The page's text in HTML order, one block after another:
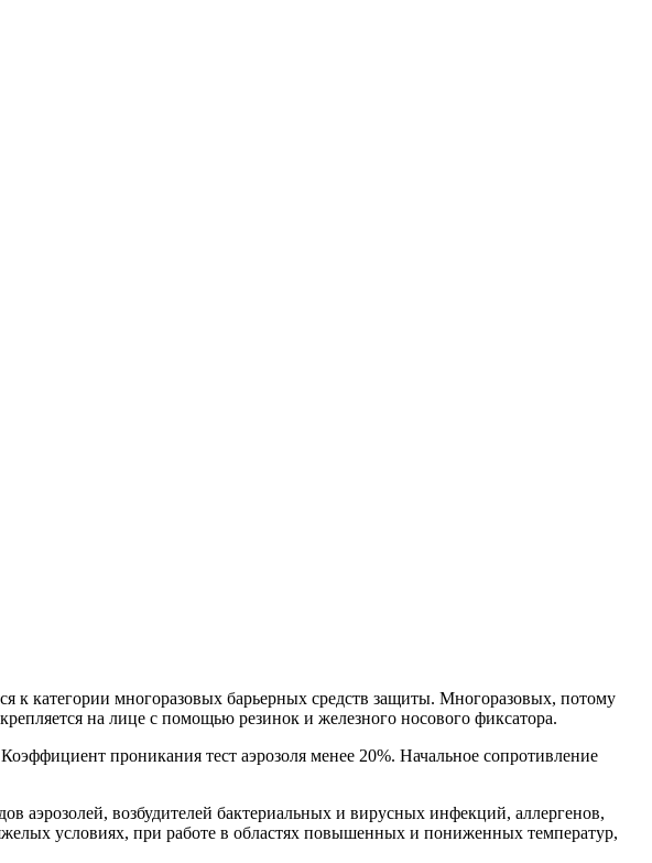
к категории многоразовых барьерных средств защиты. Многоразовых, потому
на лице с помощью резинок и железного носового фиксатора.
проникания тест аэрозоля менее 20%. Начальное сопротивление
аэрозолей, возбудителей бактериальных и вирусных инфекций, аллергенов,
условиях, при работе в областях повышенных и пониженных температур,